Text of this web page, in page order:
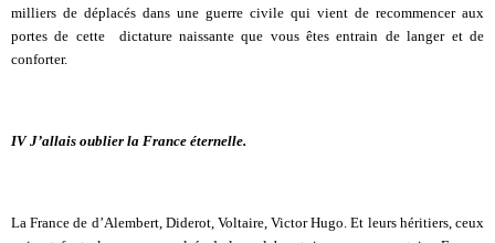
milliers de déplacés dans une guerre civile qui vient de recommencer aux
portes de cette dictature naissante que vous êtes entrain de langer et de
conforter.
IV J’allais oublier la France éternelle.
La France de d’Alembert, Diderot, Voltaire, Victor Hugo. Et leurs héritiers, ceux